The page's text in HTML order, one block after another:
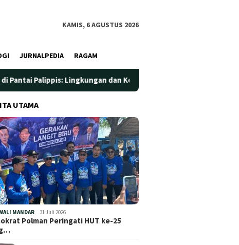
KAMIS, 6 AGUSTUS 2026
JURNALPEDIA RAGAM
Lingkungan dan Kesehatan Jadi Prioritas
UTAMA
MANDAR 31 Juli 2026
Polman Peringati HUT ke-25